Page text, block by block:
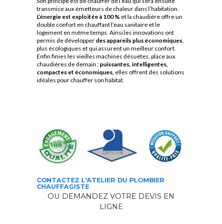
transmise aux émetteurs de chaleur dans l’habitation.
L’énergie est exploitée à 100 % et la chaudière offre un
double confort en chauffant l’eau sanitaire et le
logement en même temps. Ainsi les innovations ont
permis de développer des appareils plus économiques
plus écologiques et qui assurent un meilleur confort.
Enfin finies les vieilles machines désuètes, place aux
chaudières de demain : puissantes, intelligentes,
compactes et économiques, elles offrent des solutions
idéales pour chauffer son habitat.
CONTACTEZ L'ATELIER DU PLOMBIER
CHAUFFAGISTE
OU DEMANDEZ VOTRE DEVIS EN
LIGNE